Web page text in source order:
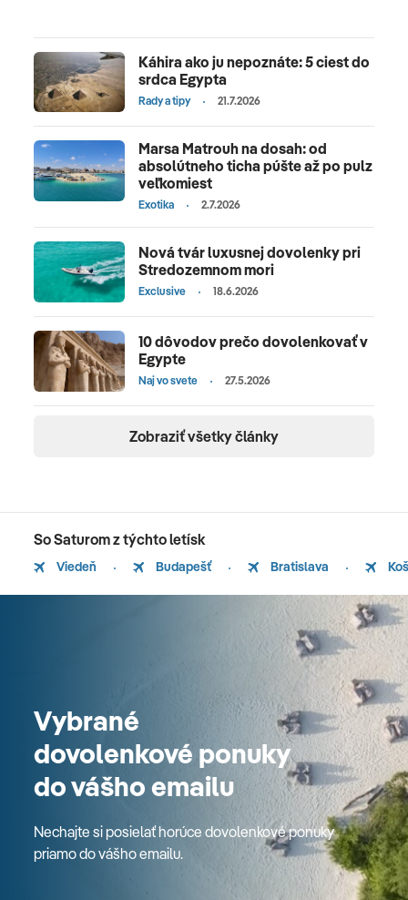
Káhira ako ju nepoznáte: 5 ciest do
srdca Egypta
Rady a tipy 21.7.2026
Marsa Matrouh na dosah: od
absolútneho ticha púšte až po pulz
veľkomiest
Exotika 2.7.2026
Nová tvár luxusnej dovolenky pri
Stredozemnom mori
Exclusive 18.6.2026
10 dôvodov prečo dovolenkovať v
Egypte
Naj vo svete 27.5.2026
Zobraziť všetky články
So Saturom z týchto letísk
Viedeň Budapešť Bratislava
Vybrané
dovolenkové ponuky
do vášho emailu
Nechajte si posielať horúce dovolenkové ponuky
priamo do vášho emailu.